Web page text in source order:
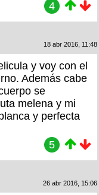
4
18 abr 2016, 11:48
y voy con el
Además cabe
se
melena y mi
y perfecta
5
26 abr 2016, 15:06